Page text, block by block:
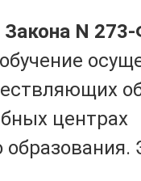
Закона N
центрах